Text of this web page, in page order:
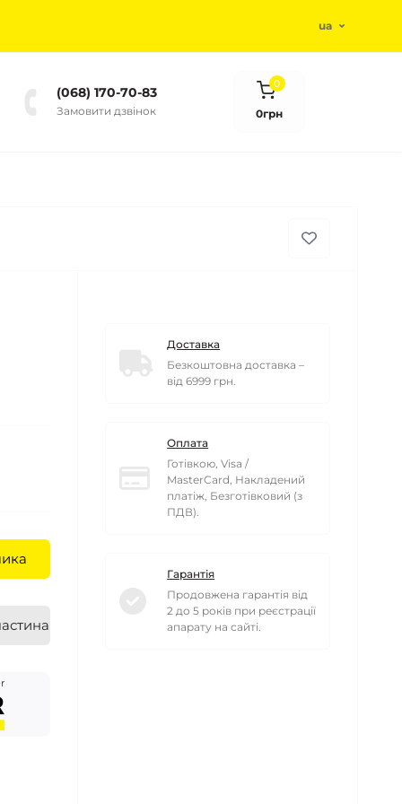
ua
(068) 170-70-83
Замовити дзвінок
0
0грн
Доставка
Безкоштовна доставка –
від 6999 грн.
Оплата
Готівкою, Visa /
MasterCard, Накладений
платіж, Безготівковий (з
ПДВ).
Гарантія
Продовжена гарантія від
2 до 5 років при реєстрації
апарату на сайті.